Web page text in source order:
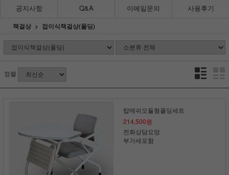
공지사항 Q&A 이메일문의 사용후기
책걸상 접이식책걸상(폴딩)
정렬
탑메쉬모듈형폴딩세트
214,500원
전화상담요망
부가세포함